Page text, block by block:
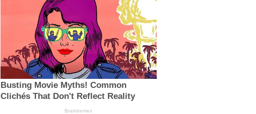
Busting Movie Myths! Common
Clichés That Don't Reflect Reality
Brainberries